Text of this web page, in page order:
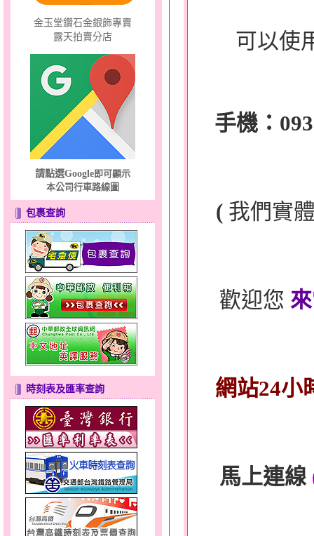
金玉堂鑽石金銀飾專賣
露天拍賣分店
請點選Google即可顯示
本公司行車路線圖
包裹查詢
時刻表及匯率查詢
可以使
手機：
( 我們實
歡迎您
網站24小
馬上連線